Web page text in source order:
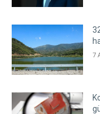
7